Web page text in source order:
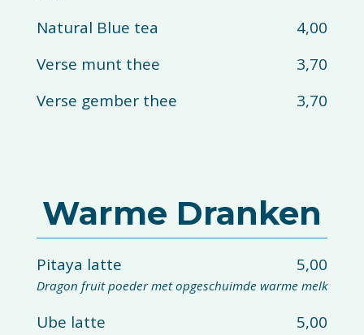
Natural Blue tea
4,00
Verse munt thee
3,70
Verse gember thee
3,70
Warme Dranken
Pitaya latte 5,00
Dragon fruit poeder met opgeschuimde warme melk
Ube latte 5,00